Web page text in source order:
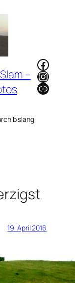
–
bislang
Link
19. April 2016